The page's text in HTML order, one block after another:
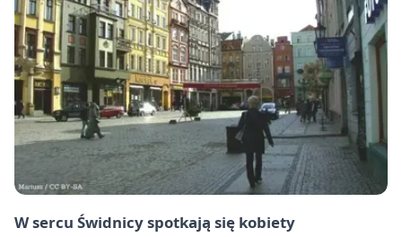
W sercu Świdnicy spotkają się kobiety